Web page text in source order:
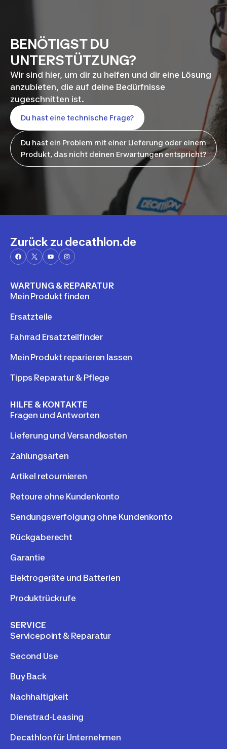
BENÖTIGST DU
UNTERSTÜTZUNG?
Wir sind hier, um dir zu helfen und dir eine Lösung
anzubieten, die auf deine Bedürfnisse
zugeschnitten ist.
Du hast eine technische Frage?
Du hast ein Problem mit einer Lieferung oder einem
Produkt, das nicht deinen Erwartungen entspricht?
Zurück zu decathlon.de
WARTUNG & REPARATUR
Mein Produkt finden
Ersatzteile
Fahrrad Ersatzteilfinder
Mein Produkt reparieren lassen
Tipps Reparatur & Pflege
HILFE & KONTAKTE
Fragen und Antworten
Lieferung und Versandkosten
Zahlungsarten
Artikel retournieren
Retoure ohne Kundenkonto
Sendungsverfolgung ohne Kundenkonto
Rückgaberecht
Garantie
Elektrogeräte und Batterien
Produktrückrufe
SERVICE
Servicepoint & Reparatur
Second Use
Buy Back
Nachhaltigkeit
Dienstrad-Leasing
Decathlon für Unternehmen